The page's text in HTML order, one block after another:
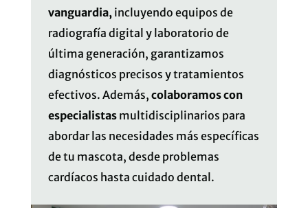
vanguardia,incluyendo equipos de
radiografía digital y laboratorio de
última generación, garantizamos
diagnósticos precisos y tratamientos
efectivos. Además, colaboramos con
especialistasmultidisciplinarios para
abordar las necesidades más específicas
de tu mascota, desde problemas
cardíacos hasta cuidado dental.